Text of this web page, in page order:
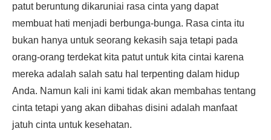
patut beruntung dikaruniai rasa cinta yang dapat
membuat hati menjadi berbunga-bunga. Rasa cinta itu
bukan hanya untuk seorang kekasih saja tetapi pada
orang-orang terdekat kita patut untuk kita cintai karena
mereka adalah salah satu hal terpenting dalam hidup
Anda. Namun kali ini kami tidak akan membahas tentang
cinta tetapi yang akan dibahas disini adalah manfaat
jatuh cinta untuk kesehatan.